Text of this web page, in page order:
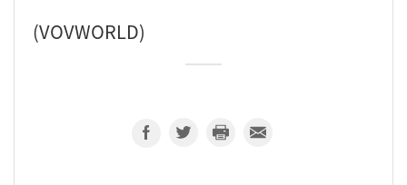
(VOVWORLD)